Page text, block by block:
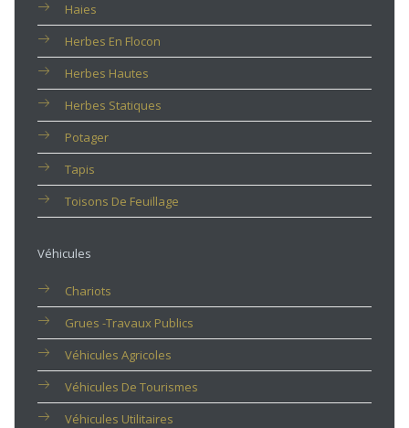
Haies
Herbes En Flocon
Herbes Hautes
Herbes Statiques
Potager
Tapis
Toisons De Feuillage
Véhicules
Chariots
Grues -travaux Publics
Véhicules Agricoles
Véhicules De Tourismes
Véhicules Utilitaires